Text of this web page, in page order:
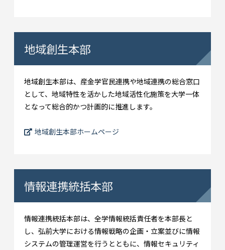
地域創生本部
地域創生本部は、産金学官民連携や地域連携の総合窓口
として、地域特性を活かした地域活性化施策を大学一体
となって総合的かつ計画的に推進します。
地域創生本部ホームページ
情報連携統括本部
情報連携統括本部は、全学情報統括責任者を本部長と
し、弘前大学における情報戦略の企画・立案並びに情報
システムの管理運営を行うとともに、情報セキュリティ